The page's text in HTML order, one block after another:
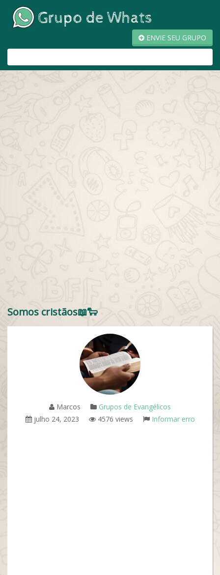
ENVIE SEU GRUPO
Somos cristãos📖🐑
Marcos
Grupos de Evangélicos
julho 24, 2023
4576 views Informar erro